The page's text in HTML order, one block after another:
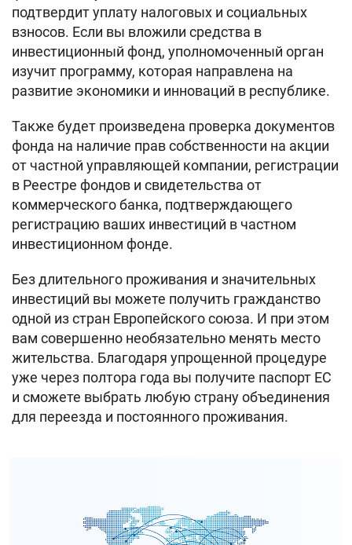
подтвердит уплату налоговых и социальных
взносов. Если вы вложили средства в
инвестиционный фонд, уполномоченный орган
изучит программу, которая направлена на
развитие экономики и инноваций в республике.
Также будет произведена проверка документов
фонда на наличие прав собственности на акции
от частной управляющей компании, регистрации
в Реестре фондов и свидетельства от
коммерческого банка, подтверждающего
регистрацию ваших инвестиций в частном
инвестиционном фонде.
Без длительного проживания и значительных
инвестиций вы можете получить гражданство
одной из стран Европейского союза. И при этом
вам совершенно необязательно менять место
жительства. Благодаря упрощенной процедуре
уже через полтора года вы получите паспорт ЕС
и сможете выбрать любую страну объединения
для переезда и постоянного проживания.